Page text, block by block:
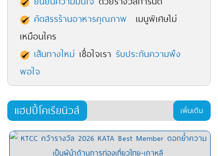
คัดสรรร้านอาหารคุณภาพ เมนูพิเศษไม่
เหมือนใคร
เส้นทางใหม่ เชื่อใจเรา รับประกันความพึง
พอใจ
แฮปปี้โคเรียนิวส์ เพิ่มเติม